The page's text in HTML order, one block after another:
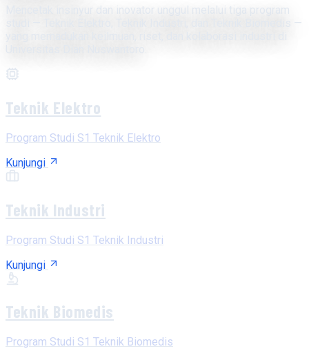
Mencetak insinyur dan inovator unggul melalui tiga program
studi — Teknik Elektro, Teknik Industri, dan Teknik Biomedis —
Teknik Elektro
Program Studi S1 Teknik Elektro
Kunjungi
Teknik Industri
Program Studi S1 Teknik Industri
Kunjungi
Teknik Biomedis
Program Studi S1 Teknik Biomedis